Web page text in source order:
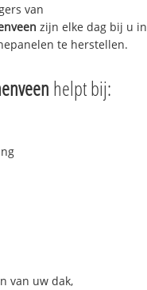
van
zijn elke dag bij u in
te herstellen.
helpt bij:
van uw dak,